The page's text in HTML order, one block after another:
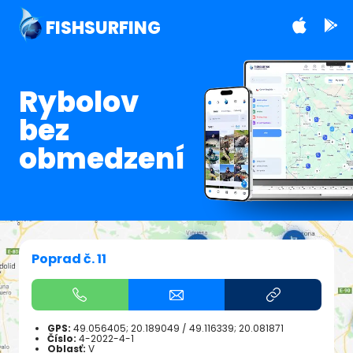
FISHSURFING
Rybolov
bez
obmedzení
Poprad č. 11
GPS: 49.056405; 20.189049 / 49.116339; 20.081871
Číslo: 4-2022-4-1
Oblasť: V